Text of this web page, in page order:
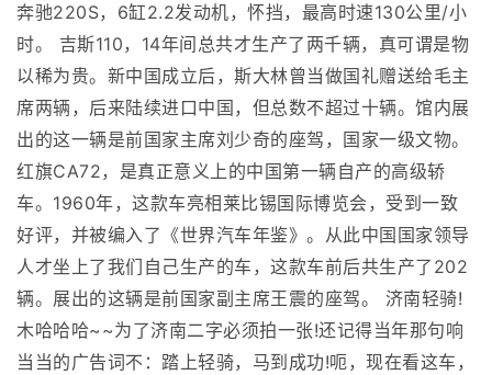
奔驰220S，6缸2.2发动机，怀挡，最高时速130公里/小
时。 吉斯110，14年间总共才生产了两千辆，真可谓是物
以稀为贵。新中国成立后，斯大林曾当做国礼赠送给毛主
席两辆，后来陆续进口中国，但总数不超过十辆。馆内展
出的这一辆是前国家主席刘少奇的座驾，国家一级文物。
红旗CA72，是真正意义上的中国第一辆自产的高级轿
车。1960年，这款车亮相莱比锡国际博览会，受到一致
好评，并被编入了《世界汽车年鉴》。从此中国国家领导
人才坐上了我们自己生产的车，这款车前后共生产了202
辆。展出的这辆是前国家副主席王震的座驾。 济南轻骑!
木哈哈哈~~为了济南二字必须拍一张!还记得当年那句响
当当的广告词不：踏上轻骑，马到成功!呃，现在看这车，